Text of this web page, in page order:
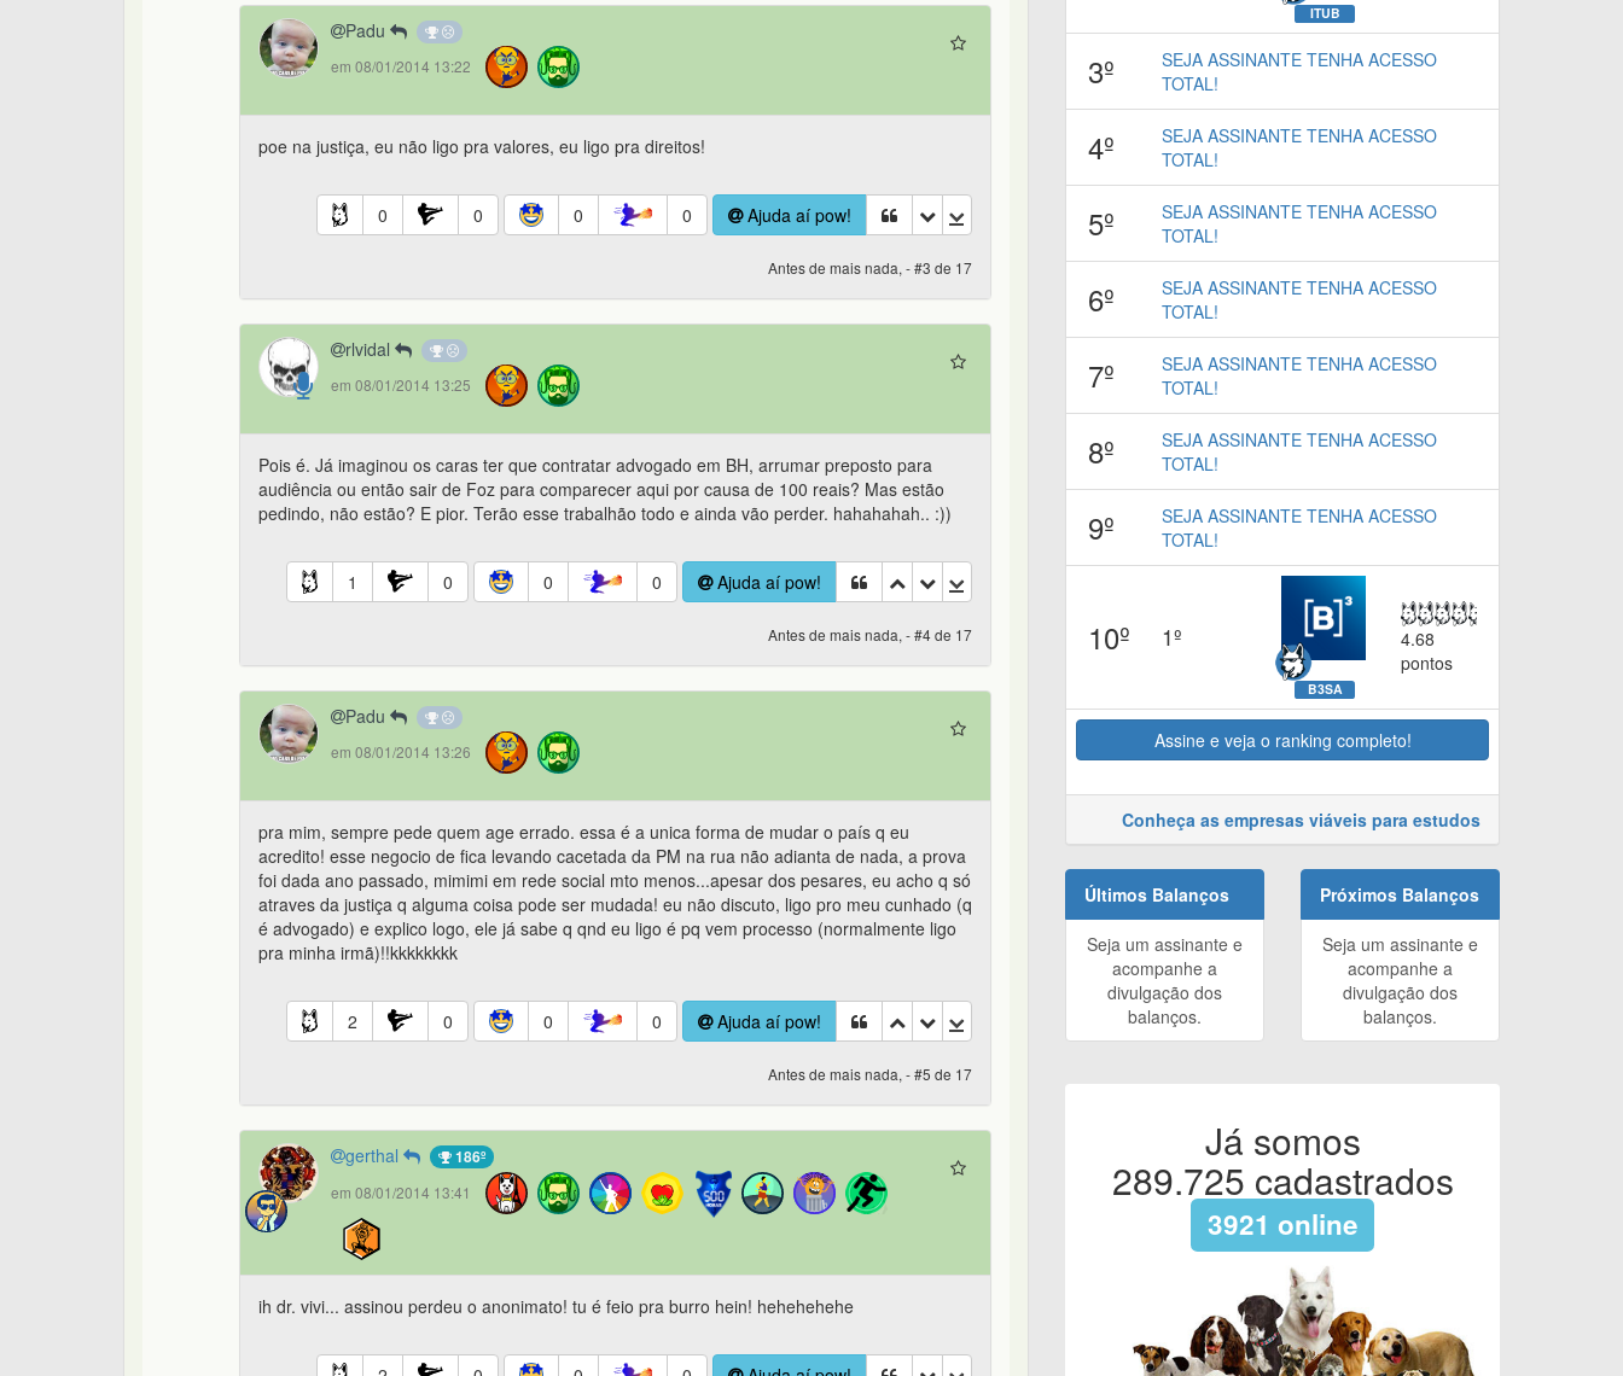
Padu
em 08/01/2014 13:22
poe na justiça, eu não ligo pra valores, eu ligo pra direitos!
0 0 0 0 Ajuda aí pow!
Antes de mais nada, - #3 de 17
rlvidal
em 08/01/2014 13:25
Pois é. Já imaginou os caras ter que contratar advogado em BH, arrumar preposto para
audiência ou então sair de Foz para comparecer aqui por causa de 100 reais? Mas estão
pedindo, não estão? E pior. Terão esse trabalhão todo e ainda vão perder. hahahahah.. :))
1 0 0 0 Ajuda aí pow!
Antes de mais nada, - #4 de 17
Padu
em 08/01/2014 13:26
pra mim, sempre pede quem age errado. essa é a unica forma de mudar o país q eu
acredito! esse negocio de fica levando cacetada da PM na rua não adianta de nada, a prova
foi dada ano passado, mimimi em rede social mto menos...apesar dos pesares, eu acho q só
atraves da justiça q alguma coisa pode ser mudada! eu não discuto, ligo pro meu cunhado (q
é advogado) e explico logo, ele já sabe q qnd eu ligo é pq vem processo (normalmente ligo
pra minha irmã)!!kkkkkkkk
2 0 0 0 Ajuda aí pow!
Antes de mais nada, - #5 de 17
gerthal 186º
em 08/01/2014 13:41
ih dr. vivi... assinou perdeu o anonimato! tu é feio pra burro hein! hehehehehe
ITUB
3º
SEJA ASSINANTE TENHA ACESSO
TOTAL!
4º
SEJA ASSINANTE TENHA ACESSO
TOTAL!
5º
SEJA ASSINANTE TENHA ACESSO
TOTAL!
6º
SEJA ASSINANTE TENHA ACESSO
TOTAL!
7º
SEJA ASSINANTE TENHA ACESSO
TOTAL!
8º
SEJA ASSINANTE TENHA ACESSO
TOTAL!
9º
SEJA ASSINANTE TENHA ACESSO
TOTAL!
10º 1º
B3SA
4.68
pontos
Assine e veja o ranking completo!
Conheça as empresas viáveis para estudos
Últimos Balanços
Seja um assinante e
acompanhe a
divulgação dos
balanços.
Próximos Balanços
Seja um assinante e
acompanhe a
divulgação dos
balanços.
Já somos
289.725 cadastrados
3921 online